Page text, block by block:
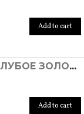
Add to cart
СОЛНЦЕ-ЛУНА ГОЛУБОЕ ЗОЛОТО
Add to cart